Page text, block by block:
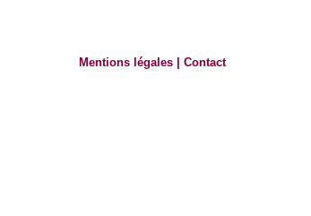
Mentions légales |Contact